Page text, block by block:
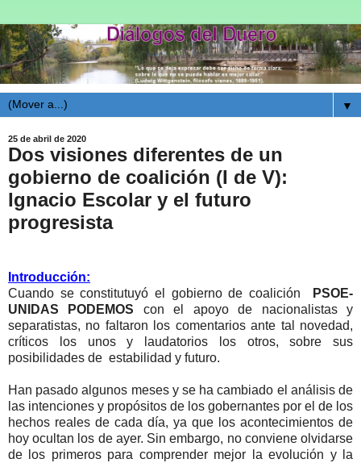
▼
25 de abril de 2020
Dos visiones diferentes de un
gobierno de coalición (I de V):
Ignacio Escolar y el futuro
progresista
Introducción:
Cuando se constitutuyó el gobierno de coalición
PSOE-
UNIDAS PODEMOS con el apoyo de nacionalistas y
separatistas, no faltaron los comentarios ante tal novedad,
críticos los unos y laudatorios los otros, sobre sus
posibilidades de estabilidad y futuro.
Han pasado algunos meses y se ha cambiado el análisis de
las intenciones y propósitos de los gobernantes por el de los
hechos reales de cada día, ya que los acontecimientos de
hoy ocultan los de ayer. Sin embargo, no conviene olvidarse
de los primeros para comprender mejor la evolución y la